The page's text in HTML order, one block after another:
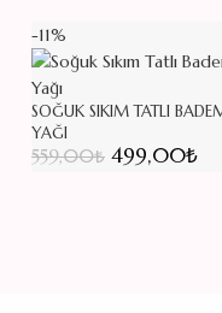
-11%
SOĞUK SIKIM TATLI
YAĞI
559,00₺ Orijinal
499,00₺